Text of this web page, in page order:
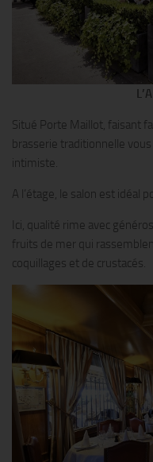
Situé Porte Maillot, faisant
brasserie traditionnelle
intimiste.
A l’étage, le salon est idéal
Ici, qualité rime avec
fruits de mer qui
coquillages et de crustacés.